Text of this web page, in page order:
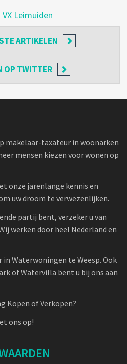
Leimuiden
ARTIKELEN
OP TWITTER
makelaar-taxateur in woonarken
mensen kiezen voor wonen op
onze jarenlange kennis en
uw droom te verwezenlijken.
partij bent, verzeker u van
werken door heel Nederland en
in Waterwoningen te Weesp. Ook
of Watervilla bent u bij ons aan
Kopen of Verkopen?
ons op!